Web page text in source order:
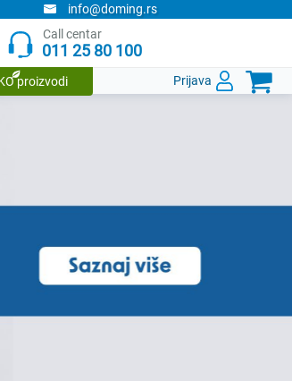
info@doming.rs
Call centar
011 25 80 100
Prijava
proizvodi 